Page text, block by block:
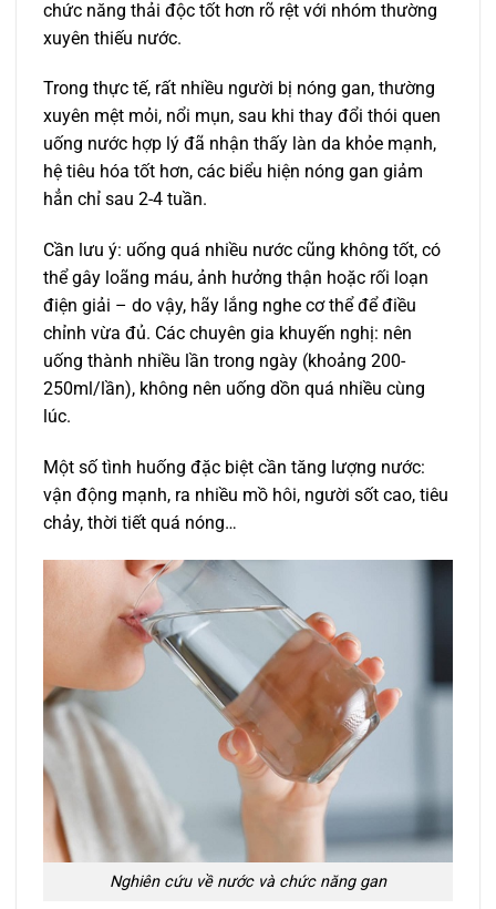
chức năng thải độc tốt hơn rõ rệt với nhóm thường
xuyên thiếu nước.
Trong thực tế, rất nhiều người bị nóng gan, thường
xuyên mệt mỏi, nổi mụn, sau khi thay đổi thói quen
uống nước hợp lý đã nhận thấy làn da khỏe mạnh,
hệ tiêu hóa tốt hơn, các biểu hiện nóng gan giảm
hẳn chỉ sau 2-4 tuần.
Cần lưu ý: uống quá nhiều nước cũng không tốt, có
thể gây loãng máu, ảnh hưởng thận hoặc rối loạn
điện giải – do vậy, hãy lắng nghe cơ thể để điều
chỉnh vừa đủ. Các chuyên gia khuyến nghị: nên
uống thành nhiều lần trong ngày (khoảng 200-
250ml/lần), không nên uống dồn quá nhiều cùng
lúc.
Một số tình huống đặc biệt cần tăng lượng nước:
vận động mạnh, ra nhiều mồ hôi, người sốt cao, tiêu
chảy, thời tiết quá nóng…
Nghiên cứu về nước và chức năng gan